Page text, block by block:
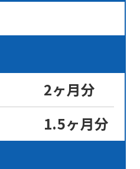
2ヶ月分
1.5ヶ月分
may
be
accurate
translation.
The